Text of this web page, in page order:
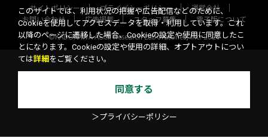
サイトポリシー プライバシーポリシー
運営会社
お問い合わせ
広告掲載 スタッフ募集
電子版について
©KADOKAWA ASCII Research Laboratories, Inc. 2026
このサイトでは、利用状況の把握や広告配信などのために、
Cookieを使用してアクセスデータを取得・利用しています。これ
以降のページに遷移した場合、Cookieの設定や使用に同意したこ
とになります。Cookieの設定や使用の詳細、オプトアウトについ
ては詳細 をご覧ください。
同意する
＞プライバシーポリシー